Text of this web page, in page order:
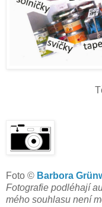
Foto © Barbora
Fotografie podléhají
mého souhlasu není